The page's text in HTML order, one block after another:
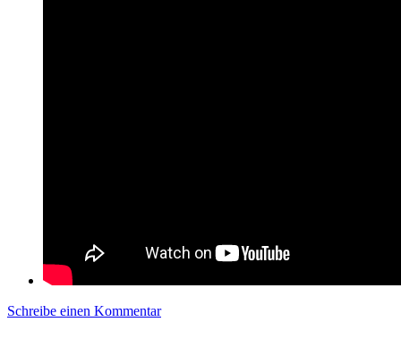
Schreibe einen Kommentarzu Volvicast 0047 | Kurze Röcke und